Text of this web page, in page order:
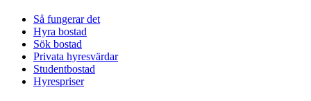
Så fungerar det
Hyra bostad
Sök bostad
Privata hyresvärdar
Studentbostad
Hyrespriser